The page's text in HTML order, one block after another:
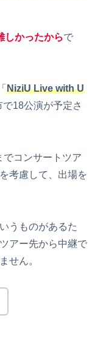
しかったからで
NiziU Live with U
で18公演が予定さ
コンサートツア
考慮して、出場を
うものがあるた
アー先から中継で
せん。